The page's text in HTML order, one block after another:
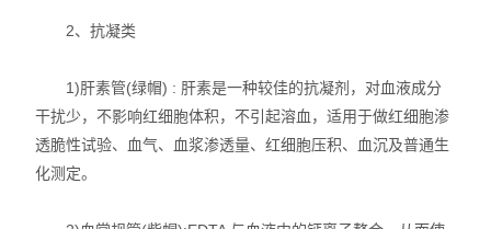
2、抗凝类
1)肝素管(绿帽) : 肝素是一种较佳的抗凝剂，对血液成分
干扰少，不影响红细胞体积，不引起溶血，适用于做红细胞渗
透脆性试验、血气、血浆渗透量、红细胞压积、血沉及普通生
化测定。